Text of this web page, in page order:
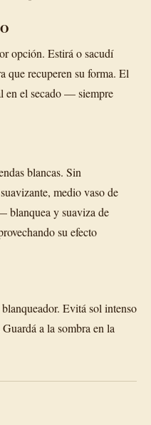
opción. Estirá o sacudí
que recuperen su forma. El
en el secado — siempre
blancas. Sin
medio vaso de
blanquea y suaviza de
su efecto
Evitá sol intenso
a la sombra en la